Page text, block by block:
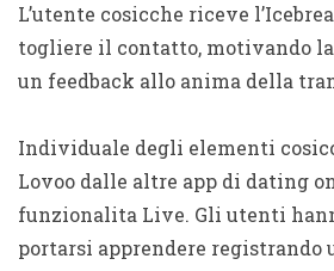
L’utente cosicche riceve
togliere il contatto, motivando
un feedback allo anima della
Individuale degli elementi
Lovoo dalle altre app di dating
funzionalita Live. Gli utenti
portarsi apprendere registrando